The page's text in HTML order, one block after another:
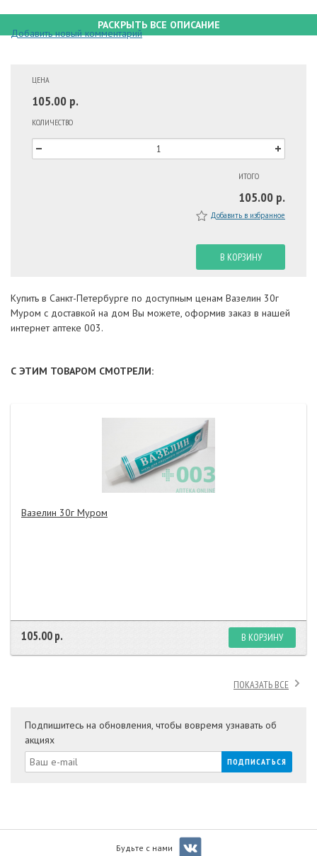
РАСКРЫТЬ ВСЕ ОПИСАНИЕ
Добавить новый комментарий
ЦЕНА
105.00 р.
КОЛИЧЕСТВО
ИТОГО
105.00 р.
Добавить в избранное
В КОРЗИНУ
Купить в Санкт-Петербурге по доступным ценам Вазелин 30г
Муром с доставкой на дом Вы можете, оформив заказ в нашей
интернет аптеке 003.
С ЭТИМ ТОВАРОМ СМОТРЕЛИ:
Вазелин 30г Муром
105.00 р. В КОРЗИНУ
ПОКАЗАТЬ ВСЕ
Подпишитесь на обновления, чтобы вовремя узнавать об
акциях
Будьте с нами